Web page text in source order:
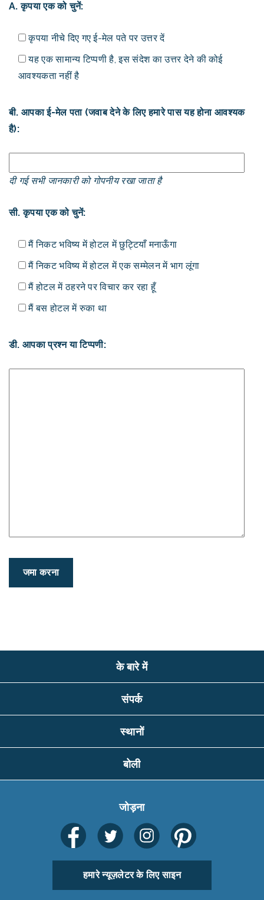
A. कृपया एक को चुनें:
कृपया नीचे दिए गए ई-मेल पते पर उत्तर दें
यह एक सामान्य टिप्पणी है, इस संदेश का उत्तर देने की कोई
आवश्यकता नहीं है
बी. आपका ई-मेल पता (जवाब देने के लिए हमारे पास यह होना आवश्यक
है):
दी गई सभी जानकारी को गोपनीय रखा जाता है
सी. कृपया एक को चुनें:
मैं निकट भविष्य में होटल में छुट्टियाँ मनाऊँगा
मैं निकट भविष्य में होटल में एक सम्मेलन में भाग लूंगा
मैं होटल में ठहरने पर विचार कर रहा हूँ
मैं बस होटल में रुका था
डी. आपका प्रश्न या टिप्पणी:
के बारे में
संपर्क
स्थानों
बोली
जोड़ना
हमारे न्यूज़लेटर के लिए साइन